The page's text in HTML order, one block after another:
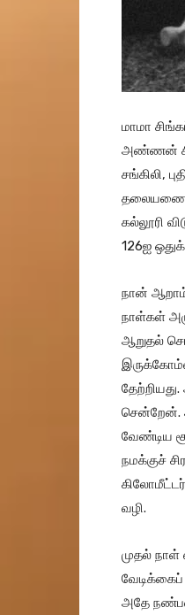
மாமா
அண்ணன்
சங்கிலி,
தலையணை,
கல்லூரி
126ஐ
நான் ஆறாம்
நாள்கள்
ஆறுதல்
சென்றேன்.
வேண்டிய
நமக்குச்
வழி.
முதல்
அதே